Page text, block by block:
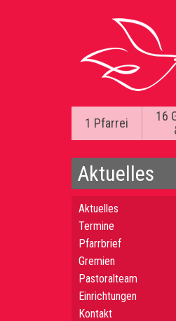
1 Pfarrei
16
Aktuelles
Aktuelles
Termine
Pfarrbrief
Gremien
Pastoralteam
Einrichtungen
Kontakt